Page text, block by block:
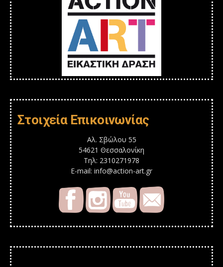
Στοιχεία Επικοινωνίας
Αλ. Σβώλου 55
54621 Θεσσαλονίκη
Τηλ: 2310271978
E-mail: info@action-art.gr